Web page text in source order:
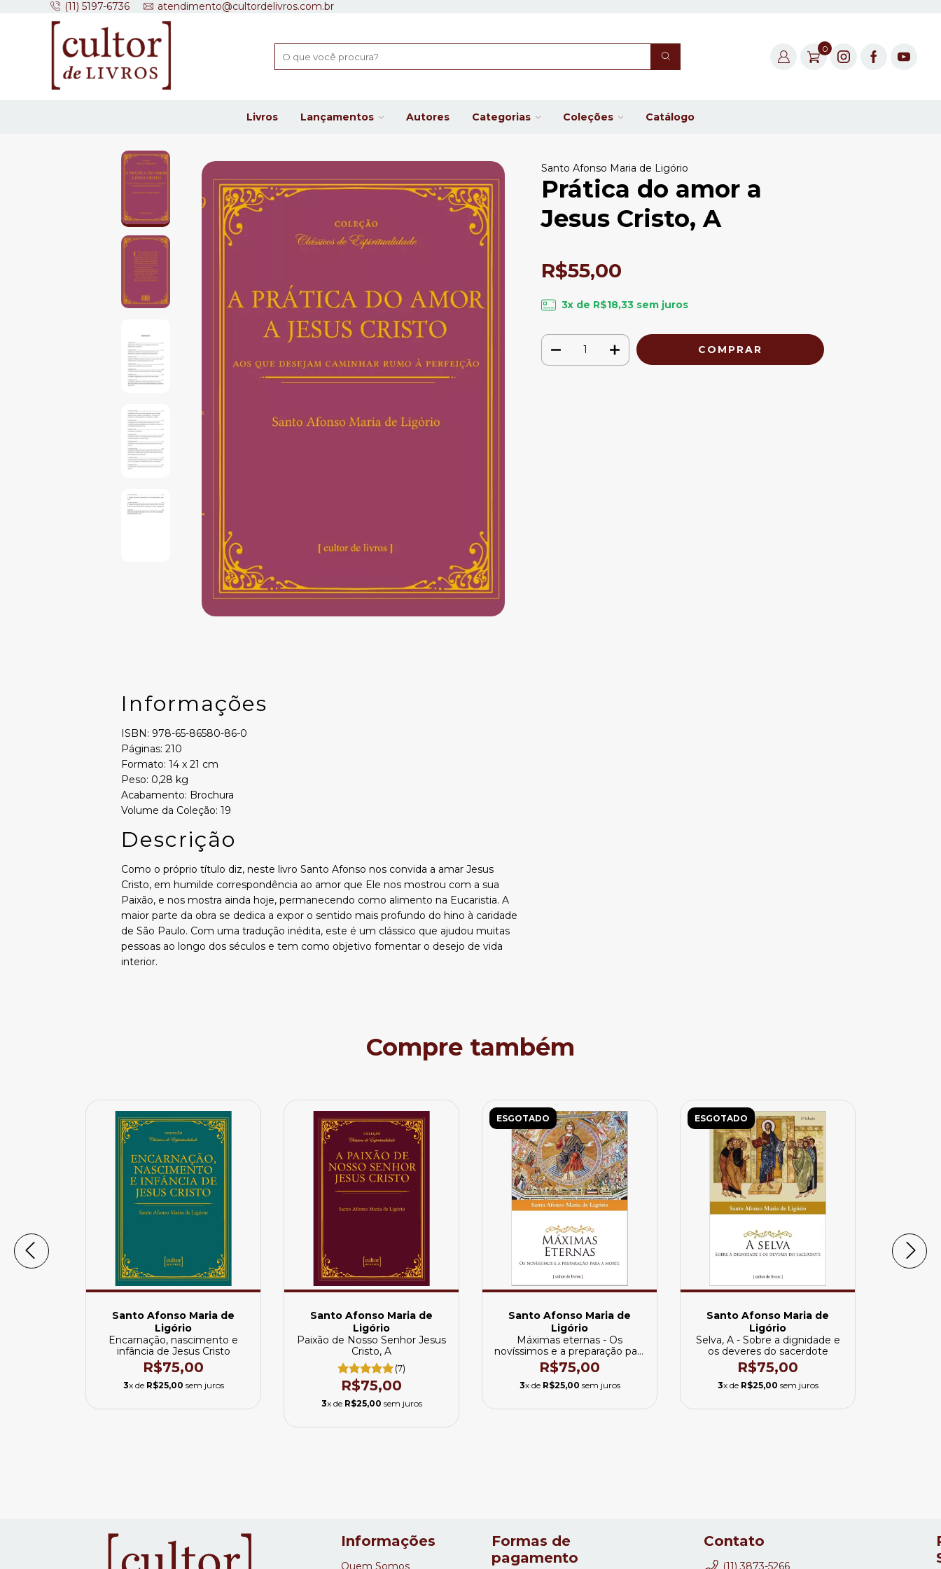
(11) 5197-6736 atendimento@cultordelivros.com.br
0
Livros Lançamentos Autores Categorias Coleções Catálogo
Informações
ISBN: 978-65-86580-86-0
Páginas: 210
Formato: 14 x 21 cm
Peso: 0,28 kg
Acabamento: Brochura
Volume da Coleção: 19
Descrição
Como o próprio título diz, neste livro Santo Afonso nos convida a amar Jesus
Cristo, em humilde correspondência ao amor que Ele nos mostrou com a sua
Paixão, e nos mostra ainda hoje, permanecendo como alimento na Eucaristia. A
maior parte da obra se dedica a expor o sentido mais profundo do hino à caridade
de São Paulo. Com uma tradução inédita, este é um clássico que ajudou muitas
pessoas ao longo dos séculos e tem como objetivo fomentar o desejo de vida
interior.
Santo Afonso Maria de Ligório
Prática do amor a
Jesus Cristo, A
R$55,00
3x de R$18,33sem juros
Compre também
Santo Afonso Maria de
Ligório
Encarnação, nascimento e
infância de Jesus Cristo
R$75,00
3x de R$25,00 sem juros
Santo Afonso Maria de
Ligório
Paixão de Nosso Senhor Jesus
Cristo, A
(7)
R$75,00
3x de R$25,00 sem juros
ESGOTADO
Santo Afonso Maria de
Ligório
Máximas eternas - Os
novíssimos e a preparação para
morte
R$75,00
3x de R$25,00 sem juros
ESGOTADO
Santo Afonso Maria de
Ligório
Selva, A - Sobre a dignidade e
os deveres do sacerdote
R$75,00
3x de R$25,00 sem juros
Informações
Quem Somos
Formas de
pagamento
Contato
(11) 3873-5266